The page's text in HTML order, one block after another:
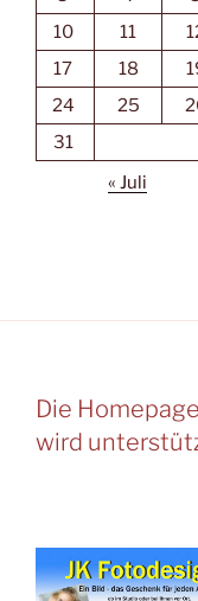
10
11
17
18
24
25
31
« Juli
Die
wird